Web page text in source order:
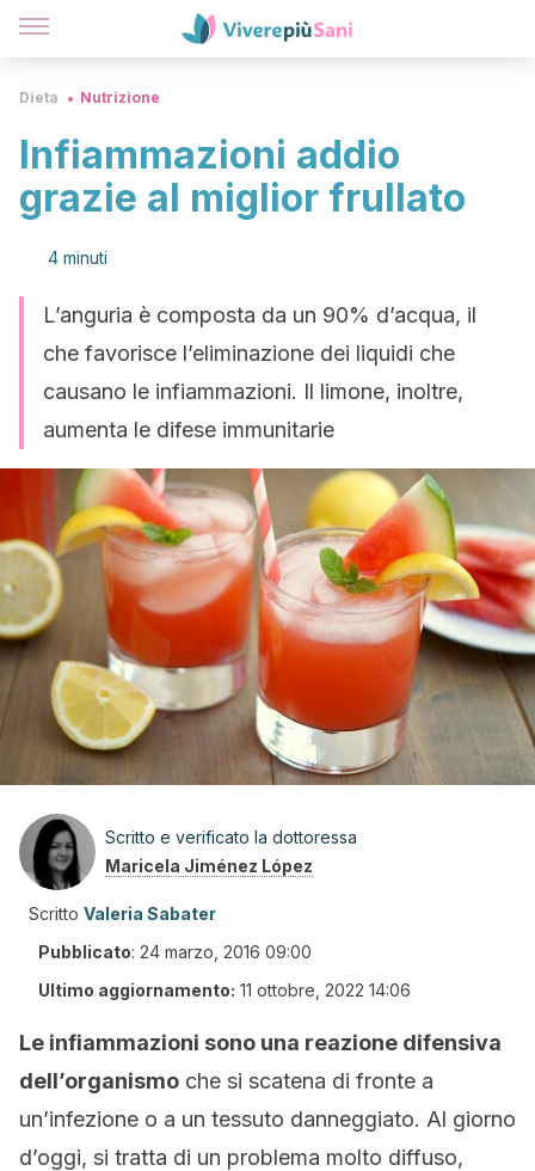
Dieta Nutrizione
Infiammazioni addio
grazie al miglior frullato
4 minuti
L’anguria è composta da un 90% d’acqua, il
che favorisce l’eliminazione dei liquidi che
causano le infiammazioni. Il limone, inoltre,
aumenta le difese immunitarie
Scritto e verificato la dottoressa
Maricela Jiménez López
Scritto Valeria Sabater
Pubblicato: 24 marzo, 2016 09:00
Ultimo aggiornamento: 11 ottobre, 2022 14:06
Le infiammazioni sono una reazione difensiva
dell’organismo che si scatena di fronte a
un’infezione o a un tessuto danneggiato. Al giorno
d’oggi, si tratta di un problema molto diffuso,